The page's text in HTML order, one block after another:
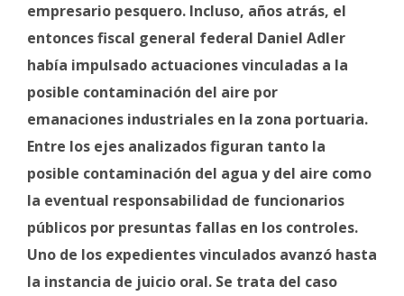
empresario pesquero. Incluso, años atrás, el
entonces fiscal general federal Daniel Adler
había impulsado actuaciones vinculadas a la
posible contaminación del aire por
emanaciones industriales en la zona portuaria.
Entre los ejes analizados figuran tanto la
posible contaminación del agua y del aire como
la eventual responsabilidad de funcionarios
públicos por presuntas fallas en los controles.
Uno de los expedientes vinculados avanzó hasta
la instancia de juicio oral. Se trata del caso